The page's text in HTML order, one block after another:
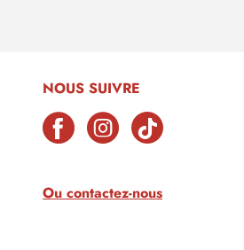
NOUS SUIVRE
Ou contactez-nous